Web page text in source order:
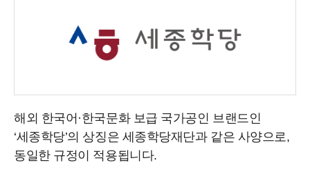
해외 한국어·한국문화 보급 국가공인 브랜드인
‘세종학당’의 상징은 세종학당재단과 같은 사양으로,
동일한 규정이 적용됩니다.